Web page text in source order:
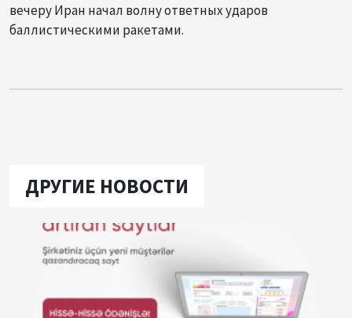
вечеру Иран начал волну ответных ударов
баллистическими ракетами.
ДРУГИЕ НОВОСТИ